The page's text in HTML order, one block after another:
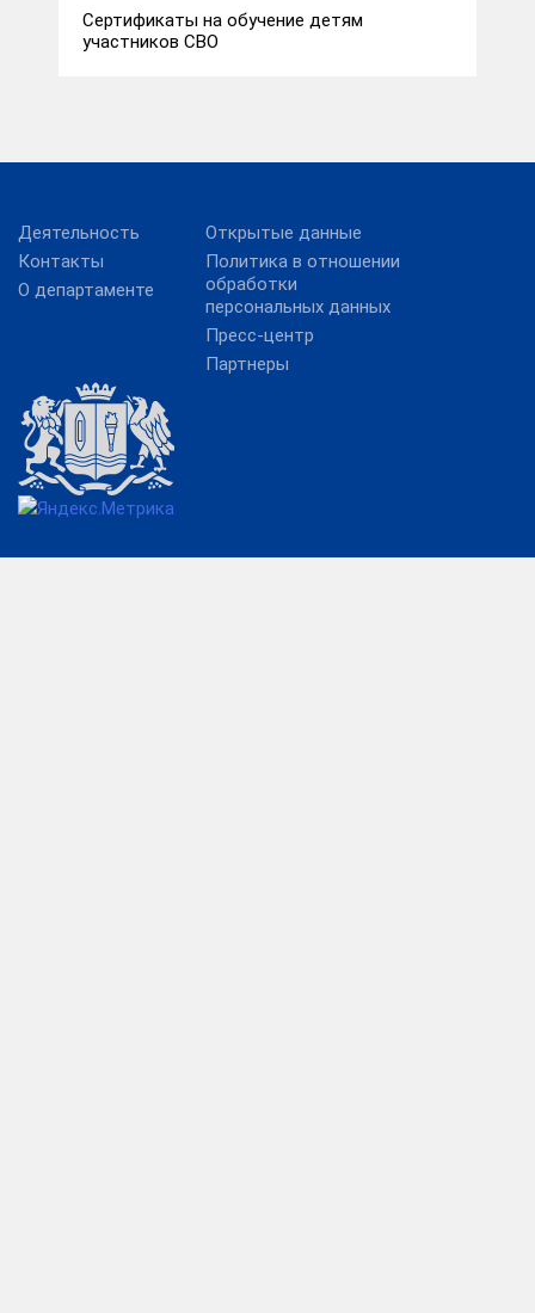
Сертификаты на обучение детям
участников СВО
Деятельность
Контакты
О департаменте
Открытые данные
Политика в отношении
обработки
персональных данных
Пресс-центр
Партнеры